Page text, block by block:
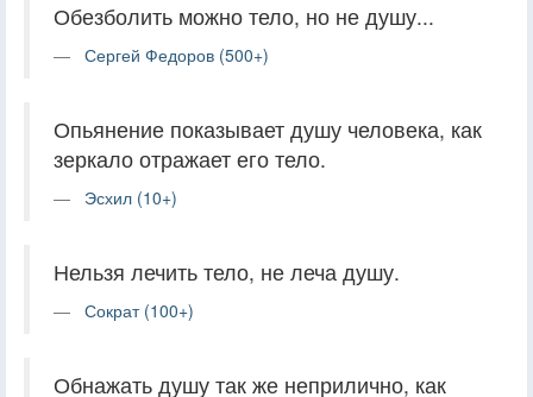
Обезболить можно тело, но не душу...
Сергей Федоров (500+)
Опьянение показывает душу человека, как
зеркало отражает его тело.
Эсхил (10+)
Нельзя лечить тело, не леча душу.
Сократ (100+)
Обнажать душу так же неприлично, как